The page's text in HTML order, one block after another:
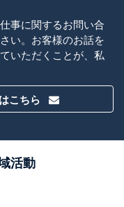
事に関するお問い合
い。お客様のお話を
いただくことが、私
こちら
活動